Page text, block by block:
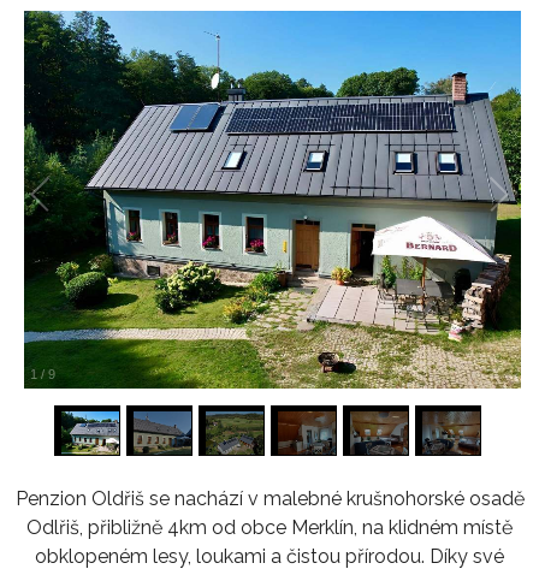
1 / 9
Penzion Oldřiš se nachází v malebné krušnohorské osadě
Odlřiš, přibližně 4km od obce Merklín, na klidném místě
obklopeném lesy, loukami a čistou přírodou. Díky své